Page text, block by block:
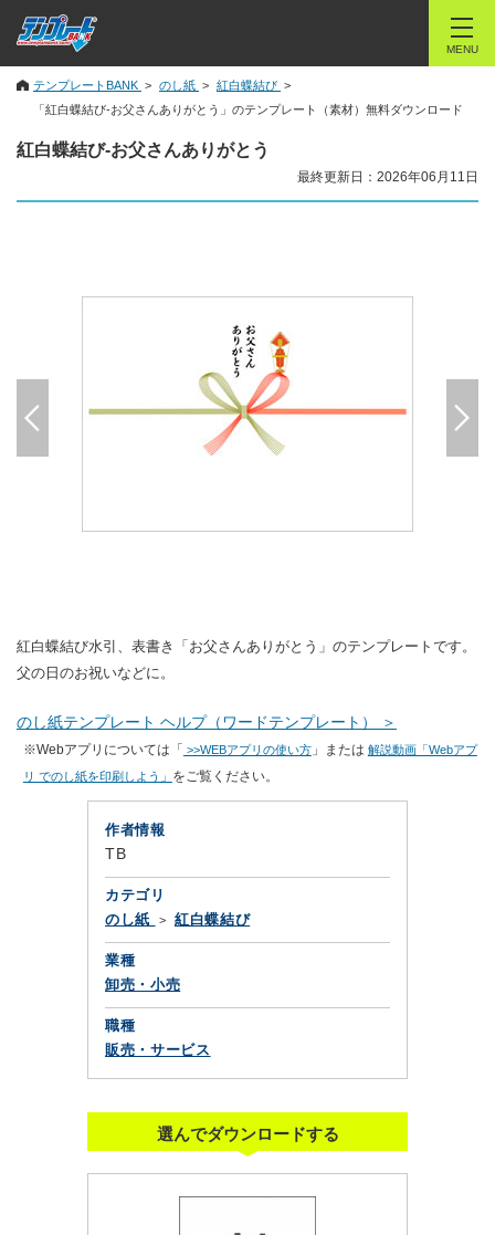
MENU
テンプレートBANK のし紙
紅白蝶結び
「紅白蝶結び-お父さんありがとう」のテンプレート（素材）無料ダウンロード
紅白蝶結び-お父さんありがとう
最終更新日：2026年06月11日
紅白蝶結び水引、表書き「お父さんありがとう」のテンプレートです。
父の日のお祝いなどに。
のし紙テンプレート ヘルプ（ワードテンプレート） ＞
※Webアプリについては「 >>WEBアプリの使い方」または 解説動画「Webアプ
リ でのし紙を印刷しよう」 をご覧ください。
作者情報
TB
カテゴリ
のし紙
紅白蝶結び
業種
卸売・小売
職種
販売・サービス
選んでダウンロードする